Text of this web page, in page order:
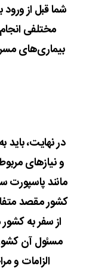
شما قبل از
مختلفی
بیماری‌های
در نهایت، باید
و نیازهای
مانند پاسپورت
کشور مقصد
از سفر به
مسئول آن کشور
الزامات و